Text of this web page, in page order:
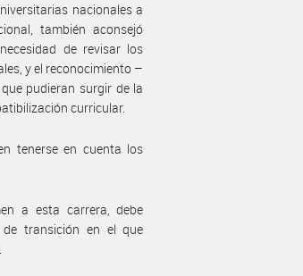
nacionales a
también aconsejó
de revisar los
y el reconocimiento –
pudieran surgir de la
curricular.
tenerse en cuenta los
a esta carrera, debe
de transición en el que